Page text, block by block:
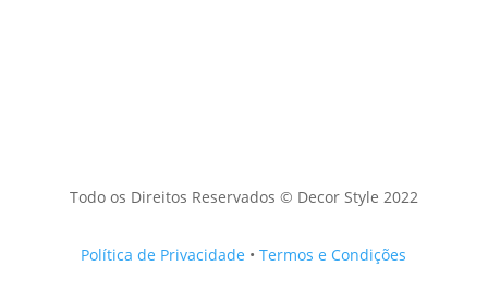
Todo os Direitos Reservados © Decor Style 2022
Política de Privacidade •Termos e Condições